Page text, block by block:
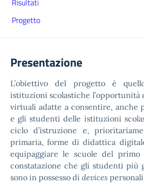
Risultati
Progetto
Presentazione
L’obiettivo del progetto è
istituzioni scolastiche l’opportunità
virtuali adatte a consentire, anche
e gli studenti delle istituzioni
ciclo d’istruzione e,
primaria, forme di didattica
equipaggiare le scuole del primo
constatazione che gli studenti più
sono in possesso di devices